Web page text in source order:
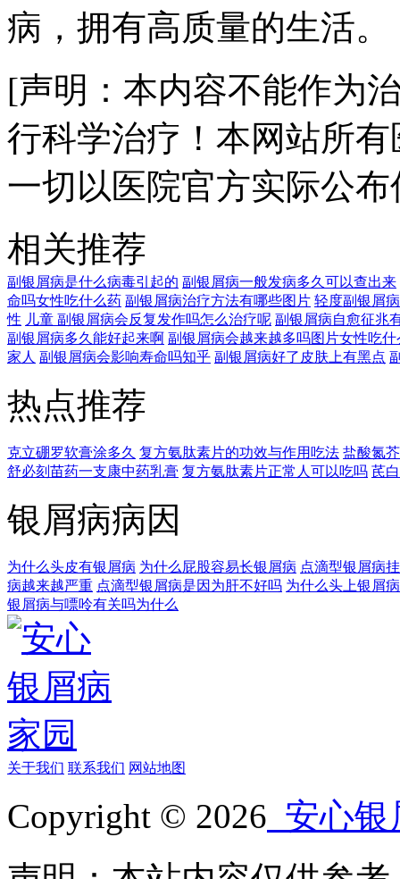
病，拥有高质量的生活。
[声明：本内容不能作为
行科学治疗！本网站所
一切以医院官方实际公
相关推荐
副银屑病是什么病毒引起的 副银屑病一般发病多久可以查出来
命吗女性吃什么药 副银屑病治疗方法有哪些图片 轻度副银屑
性 儿童 副银屑病会反复发作吗怎么治疗呢 副银屑病自愈征兆
副银屑病多久能好起来啊 副银屑病会越来越多吗图片女性吃什
家人 副银屑病会影响寿命吗知乎 副银屑病好了皮肤上有黑点
热点推荐
克立硼罗软膏涂多久 复方氨肽素片的功效与作用吃法 盐酸氮
舒必刻苗药一支康中药乳膏 复方氨肽素片正常人可以吃吗 芪
银屑病病因
为什么头皮有银屑病 为什么屁股容易长银屑病 点滴型银屑病
病越来越严重 点滴型银屑病是因为肝不好吗 为什么头上银屑
银屑病与嘌呤有关吗为什么
关于我们 联系我们 网站地图
Copyright © 2026 安心银